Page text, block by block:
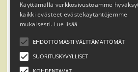
ma
ti ke to
3
4 5 6
10
11 12
17
18
Käyttämällä verkkosivustoamme
kaikki evästeet evästekäytäntöjemme
mukaisesti. Lue lisää
EHDOTTOMASTI VÄLTTÄMÄTTÖMÄT
SUORITUSKYVYLLISET